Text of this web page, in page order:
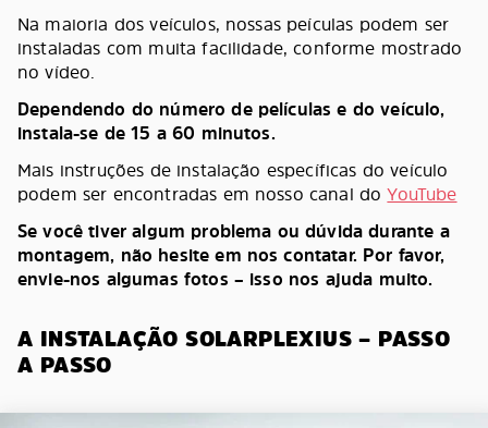
Na maioria dos veículos, nossas peículas podem ser
instaladas com muita facilidade, conforme mostrado
no vídeo.
Dependendo do número de películas e do veículo,
instala-se de 15 a 60 minutos.
Mais instruções de instalação específicas do veículo
podem ser encontradas em nosso canal doYouTube
Se você tiver algum problema ou dúvida durante a
montagem, não hesite em nos contatar. Por favor,
envie-nos algumas fotos – isso nos ajuda muito.
A INSTALAÇÃO SOLARPLEXIUS – PASSO
A PASSO